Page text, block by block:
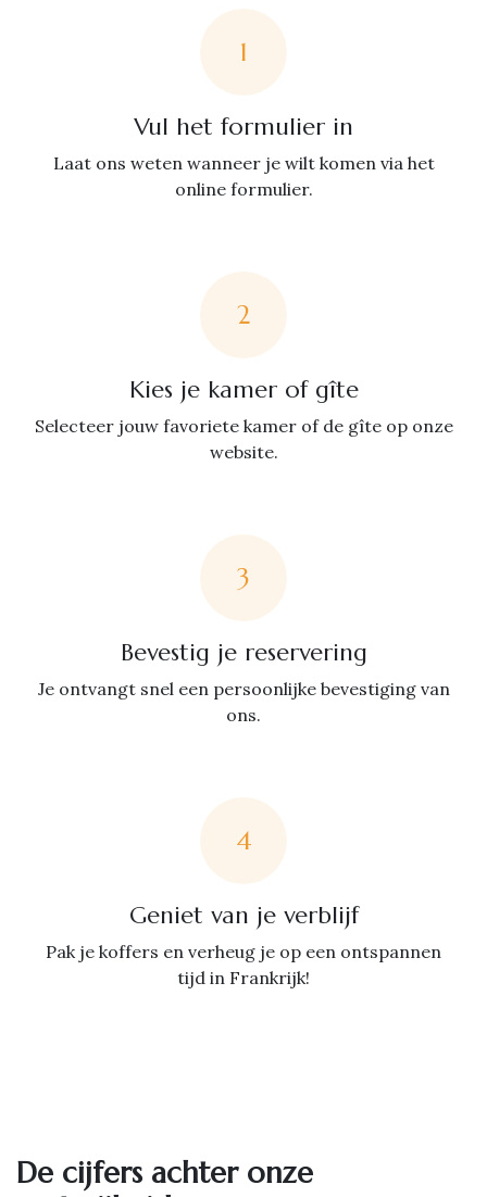
1
Vul het formulier in
Laat ons weten wanneer je wilt komen via het
online formulier.
2
Kies je kamer of gîte
Selecteer jouw favoriete kamer of de gîte op onze
website.
3
Bevestig je reservering
Je ontvangt snel een persoonlijke bevestiging van
ons.
4
Geniet van je verblijf
Pak je koffers en verheug je op een ontspannen
tijd in Frankrijk!
De cijfers achter onze